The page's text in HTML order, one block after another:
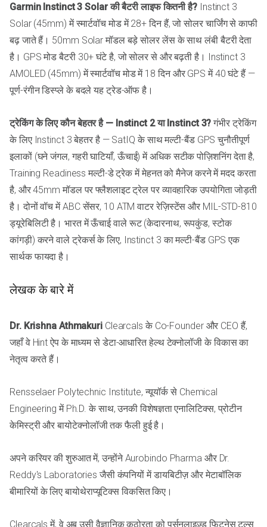
Garmin Instinct 3 Solar की बैटरी लाइफ कितनी है? Instinct 3
Solar (45mm) में स्मार्टवॉच मोड में 28+ दिन हैं, जो सोलर चार्जिंग से काफी
बढ़ जाते हैं। 50mm Solar मॉडल बड़े सोलर लेंस के साथ लंबी बैटरी देता
है। GPS मोड बैटरी 30+ घंटे है, जो सोलर से और बढ़ती है। Instinct 3
AMOLED (45mm) में स्मार्टवॉच मोड में 18 दिन और GPS में 40 घंटे हैं —
पूर्ण-रंगीन डिस्प्ले के बदले यह ट्रेड-ऑफ है।
ट्रेकिंग के लिए कौन बेहतर है — Instinct 2 या Instinct 3? गंभीर ट्रेकिंग
के लिए Instinct 3 बेहतर है — SatIQ के साथ मल्टी-बैंड GPS चुनौतीपूर्ण
इलाकों (घने जंगल, गहरी घाटियाँ, ऊँचाई) में अधिक सटीक पोज़िशनिंग देता है,
Training Readiness मल्टी-डे ट्रेक में मेहनत को मैनेज करने में मदद करता
है, और 45mm मॉडल पर फ्लैशलाइट ट्रेल पर व्यावहारिक उपयोगिता जोड़ती
है। दोनों वॉच में ABC सेंसर, 10 ATM वाटर रेज़िस्टेंस और MIL-STD-810
ड्यूरेबिलिटी है। भारत में ऊँचाई वाले रूट (केदारनाथ, रूपकुंड, स्टोक
कांगड़ी) करने वाले ट्रेकर्स के लिए, Instinct 3 का मल्टी-बैंड GPS एक
सार्थक फायदा है।
लेखक के बारे में
Dr. Krishna AthmakuriClearcals के Co-Founder और CEO हैं,
जहाँ वे Hint ऐप के माध्यम से डेटा-आधारित हेल्थ टेक्नोलॉजी के विकास का
नेतृत्व करते हैं।
Rensselaer Polytechnic Institute, न्यूयॉर्क से Chemical
Engineering में Ph.D. के साथ, उनकी विशेषज्ञता एनालिटिक्स, प्रोटीन
केमिस्ट्री और बायोटेक्नोलॉजी तक फैली हुई है।
अपने करियर की शुरुआत में, उन्होंने Aurobindo Pharma और Dr.
Reddy's Laboratories जैसी कंपनियों में डायबिटीज़ और मेटाबॉलिक
बीमारियों के लिए बायोथेराप्यूटिक्स विकसित किए।
Clearcals में, वे अब उसी वैज्ञानिक कठोरता को पर्सनलाइज़्ड फिटनेस टूल्स